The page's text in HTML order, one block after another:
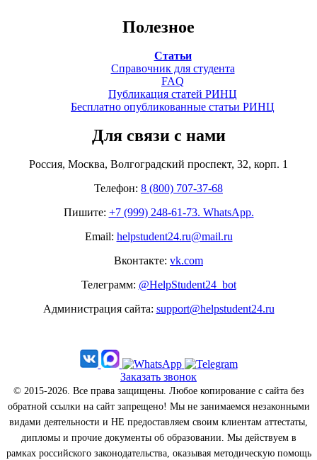
Полезное
Статьи
Справочник для студента
FAQ
Публикация статей РИНЦ
Бесплатно опубликованные статьи РИНЦ
Для связи с нами
Россия, Москва, Волгоградский проспект, 32, корп. 1
Телефон: 8 (800) 707-37-68
Пишите: +7 (999) 248-61-73. WhatsApp.
Email: helpstudent24.ru@mail.ru
Вконтакте: vk.com
Телеграмм: @HelpStudent24_bot
Администрация сайта: support@helpstudent24.ru
Заказать звонок
© 2015-2026. Все права защищены. Любое копирование с сайта без
обратной ссылки на сайт запрещено! Мы не занимаемся незаконными
видами деятельности и НЕ предоставляем своим клиентам аттестаты,
дипломы и прочие документы об образовании. Мы действуем в
рамках российского законодательства, оказывая методическую помощь